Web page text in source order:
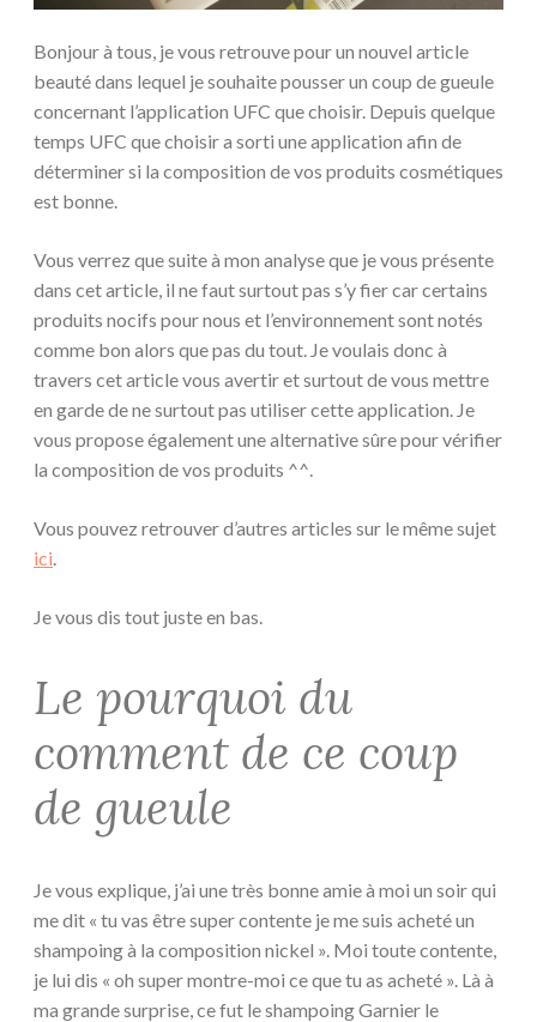
Bonjour à tous, je vous retrouve pour un nouvel article
beauté dans lequel je souhaite pousser un coup de gueule
concernant l’application UFC que choisir. Depuis quelque
temps UFC que choisir a sorti une application afin de
déterminer si la composition de vos produits cosmétiques
est bonne.
Vous verrez que suite à mon analyse que je vous présente
dans cet article, il ne faut surtout pas s’y fier car certains
produits nocifs pour nous et l’environnement sont notés
comme bon alors que pas du tout. Je voulais donc à
travers cet article vous avertir et surtout de vous mettre
en garde de ne surtout pas utiliser cette application. Je
vous propose également une alternative sûre pour vérifier
la composition de vos produits ^^.
Vous pouvez retrouver d’autres articles sur le même sujet
ici.
Je vous dis tout juste en bas.
Le pourquoi du
comment de ce coup
de gueule
Je vous explique, j’ai une très bonne amie à moi un soir qui
me dit « tu vas être super contente je me suis acheté un
shampoing à la composition nickel ». Moi toute contente,
je lui dis « oh super montre-moi ce que tu as acheté ». Là à
ma grande surprise, ce fut le shampoing Garnier le